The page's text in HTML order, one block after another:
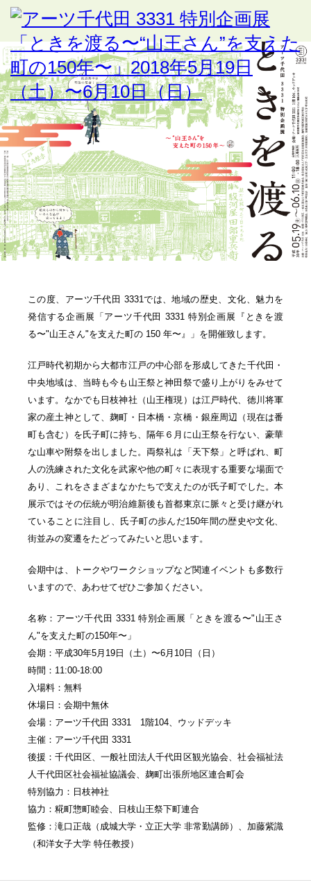
この度、アーツ千代田 3331では、地域の歴史、文化、魅力を
発信する企画展「アーツ千代田 3331 特別企画展『ときを渡
る〜"山王さん"を支えた町の 150 年〜』」を開催致します。
江戸時代初期から大都市江戸の中心部を形成してきた千代田・
中央地域は、当時も今も山王祭と神田祭で盛り上がりをみせて
います。なかでも日枝神社（山王権現）は江戸時代、徳川将軍
家の産土神として、麹町・日本橋・京橋・銀座周辺（現在は番
町も含む）を氏子町に持ち、隔年６月に山王祭を行ない、豪華
な山車や附祭を出しました。両祭礼は「天下祭」と呼ばれ、町
人の洗練された文化を武家や他の町々に表現する重要な場面で
あり、これをさまざまなかたちで支えたのが氏子町でした。本
展示ではその伝統が明治維新後も首都東京に脈々と受け継がれ
ていることに注目し、氏子町の歩んだ150年間の歴史や文化、
街並みの変遷をたどってみたいと思います。
会期中は、トークやワークショップなど関連イベントも多数行
いますので、あわせてぜひご参加ください。
名称：アーツ千代田 3331 特別企画展「ときを渡る〜"山王さ
ん"を支えた町の150年〜」
会期：平成30年5月19日（土）〜6月10日（日）
時間：11:00-18:00
入場料：無料
休場日：会期中無休
会場：アーツ千代田 3331 1階104、ウッドデッキ
主催：アーツ千代田 3331
後援：千代田区、一般社団法人千代田区観光協会、社会福祉法
人千代田区社会福祉協議会、麹町出張所地区連合町会
特別協力：日枝神社
協力：糀町惣町睦会、日枝山王祭下町連合
監修：滝口正哉（成城大学・立正大学 非常勤講師）、加藤紫識
（和洋女子大学 特任教授）